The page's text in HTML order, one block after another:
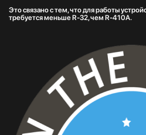
Это связано с тем, что для работы
требуется меньше R-32, чем R-410A.